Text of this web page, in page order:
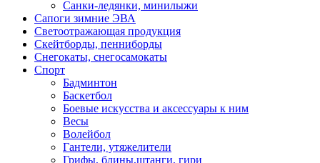
Санки-ледянки, минилыжи
Сапоги зимние ЭВА
Светоотражающая продукция
Скейтборды, пенниборды
Снегокаты, снегосамокаты
Спорт
Бадминтон
Баскетбол
Боевые искусства и аксессуары к ним
Весы
Волейбол
Гантели, утяжелители
Грифы, блины,штанги, гири